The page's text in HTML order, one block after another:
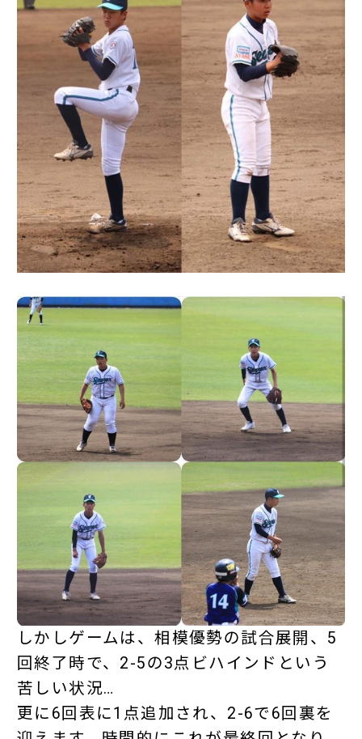
しかしゲームは、相模優勢の試合展開、5
回終了時で、2-5の3点ビハインドという
苦しい状況…
更に6回表に1点追加され、2-6で6回裏を